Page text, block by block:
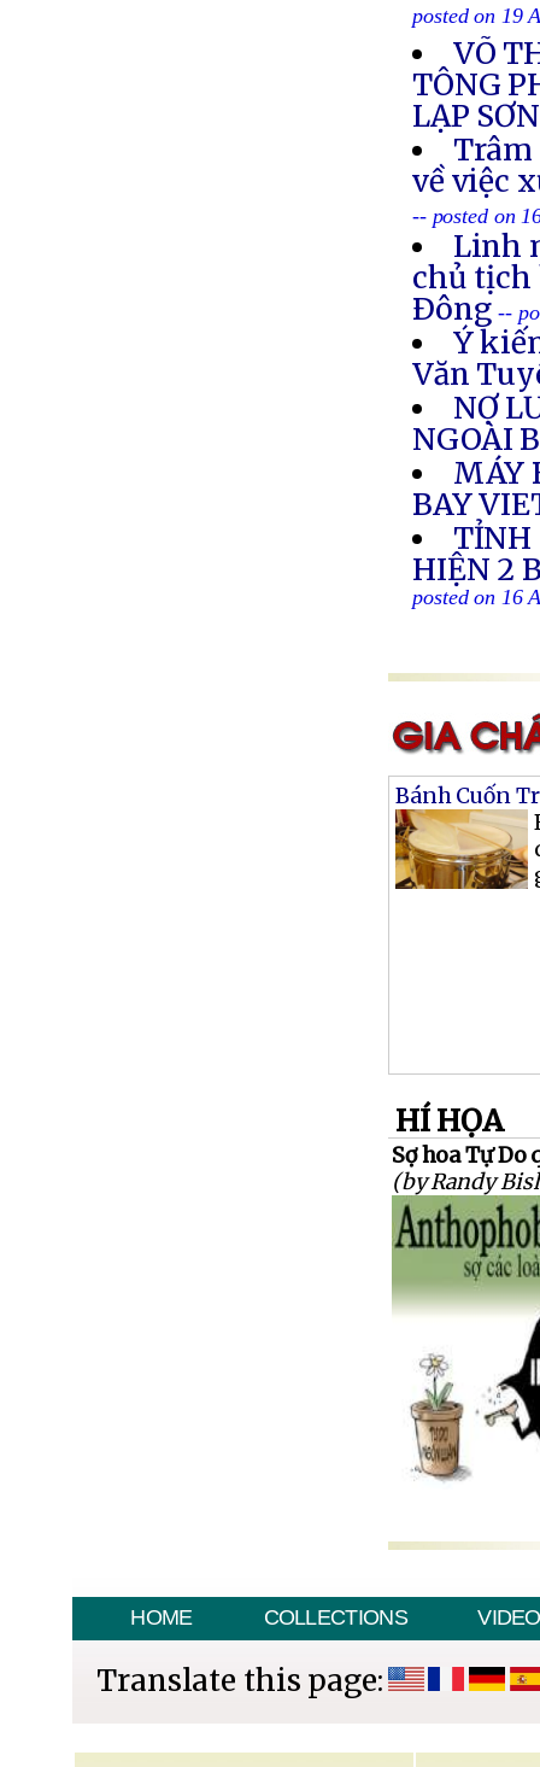
posted on 19
VÕ
TÔNG
LẠP SƠN
Trâm
về việc
-- posted on
Linh
chủ tịch
Ðông --
Ý
Văn
NỢ
NGOÀI
MÁY
BAY
TỈNH
HIỆN 2
posted on 16
Bánh Cuốn
HÍ HỌA
Sợ hoa Tự Do
(by Randy
HOME COLLECTIONS VIDEO
Translate this page: